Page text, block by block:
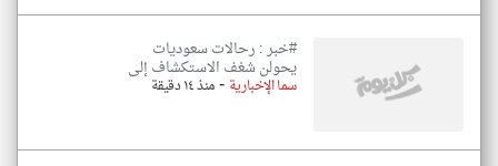
#خبر : رحالات سعوديات
يحولن شغف الاستكشاف إلى
سما الإخبارية -منذ ١٤ دقيقة